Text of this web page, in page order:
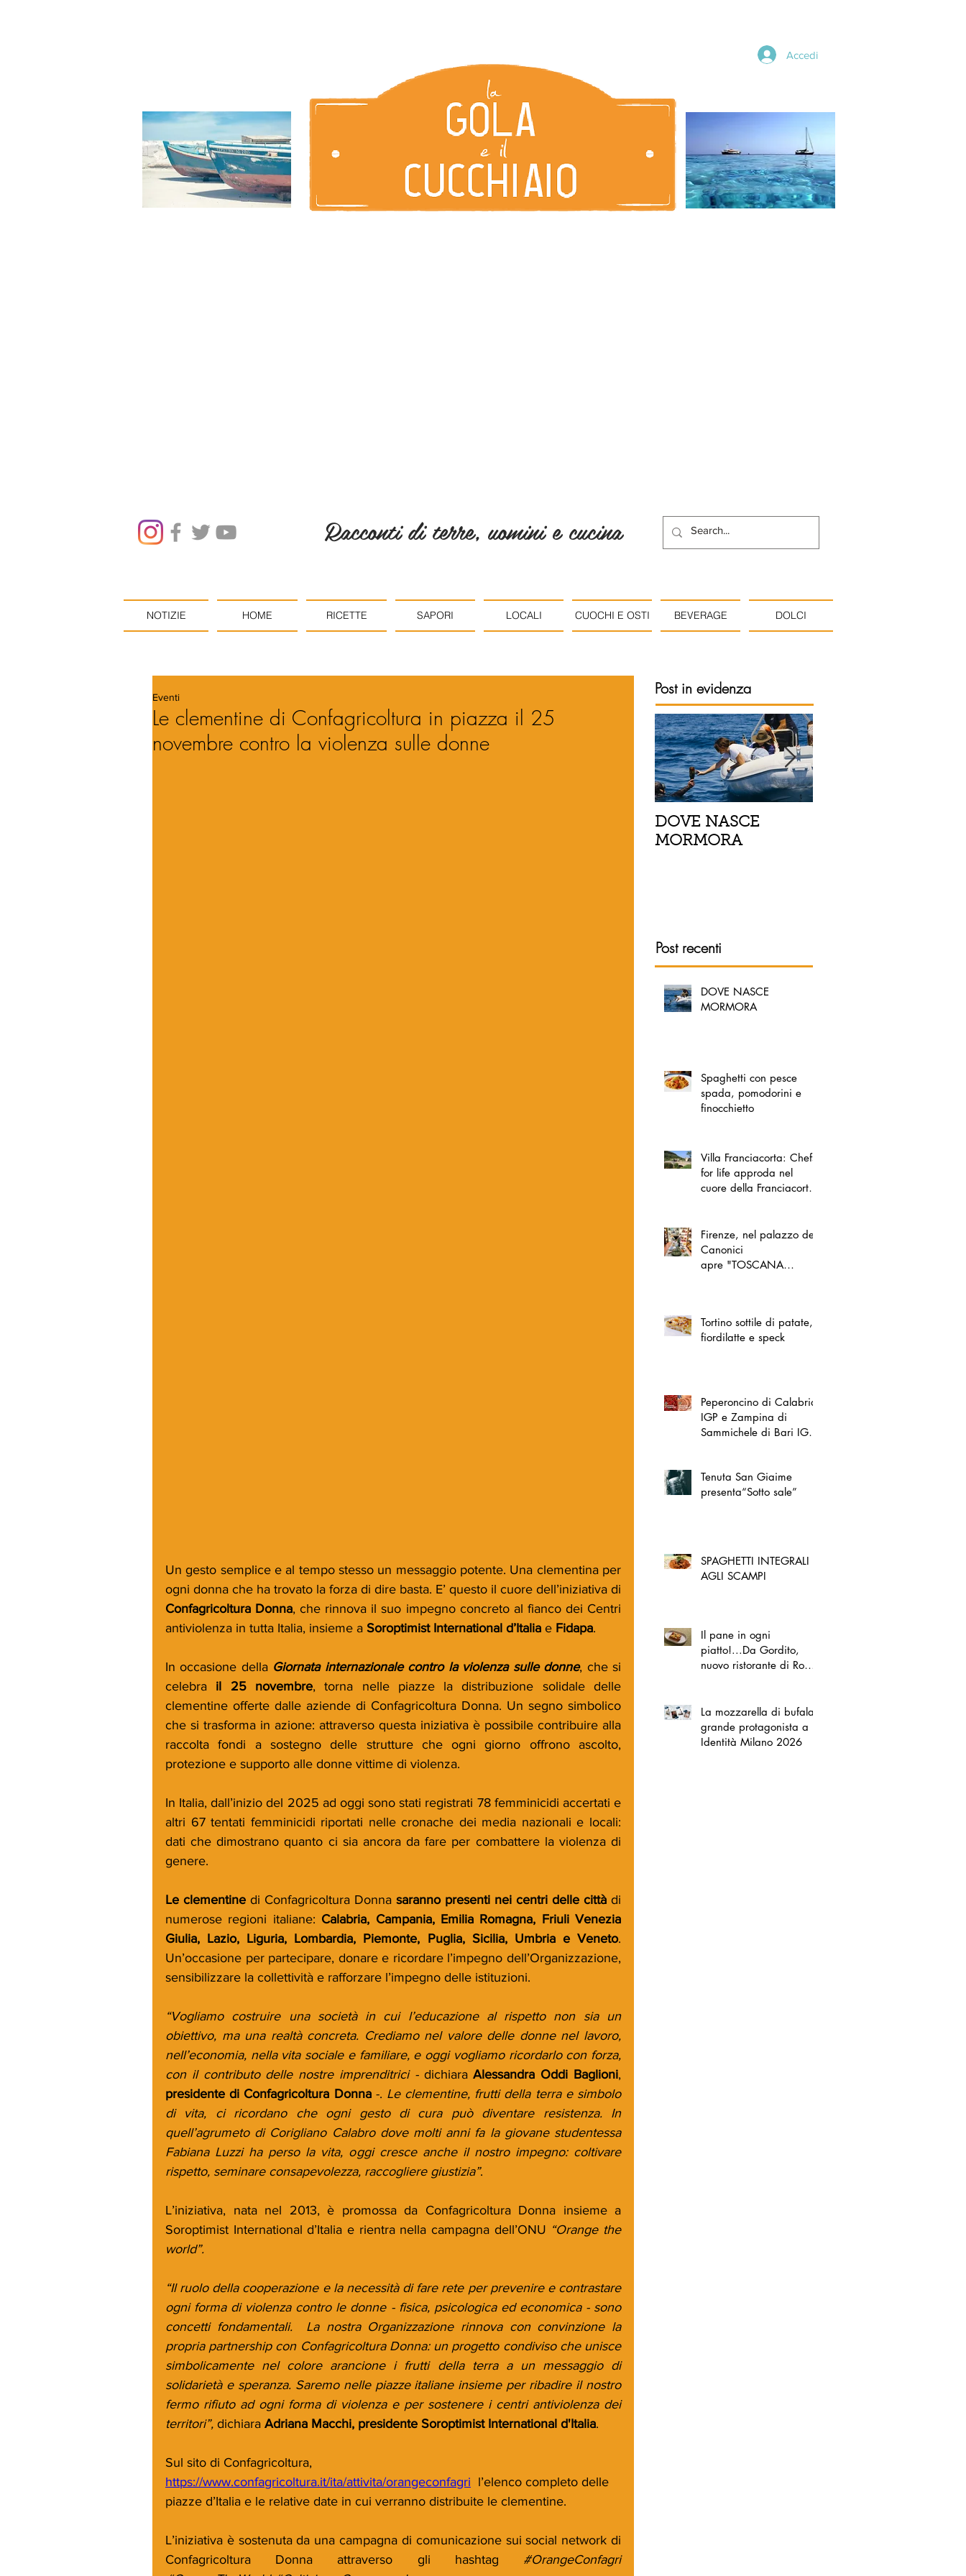
Accedi
Racconti di terre, uomini e cucina
NOTIZIE HOME RICETTE SAPORI LOCALI CUOCHI E OSTI BEVERAGE DOLCI
Le clementine di Confagricoltura in piazza il 25
novembre contro la violenza sulle donne
Eventi
Un gesto semplice e al tempo stesso un messaggio potente. Una clementina per
Confagricoltura Donna, che rinnova il suo impegno concreto al fianco dei Centri
antiviolenza in tutta Italia, insieme a Soroptimist International d’Italia e Fidapa.
In occasione della Giornata internazionale contro la violenza sulle donne, che si
celebra il 25 novembre, torna nelle piazze la distribuzione solidale delle
clementine offerte dalle aziende di Confagricoltura Donna. Un segno simbolico
che si trasforma in azione: attraverso questa iniziativa è possibile contribuire alla
raccolta fondi a sostegno delle strutture che ogni giorno offrono ascolto,
protezione e supporto alle donne vittime di violenza.
In Italia, dall’inizio del 2025 ad oggi sono stati registrati 78 femminicidi accertati e
altri 67 tentati femminicidi riportati nelle cronache dei media nazionali e locali:
dati che dimostrano quanto ci sia ancora da fare per combattere la violenza di
genere.
Le clementine di Confagricoltura Donna saranno presenti nei centri delle città di
numerose regioni italiane: Calabria, Campania, Emilia Romagna, Friuli Venezia
Giulia, Lazio, Liguria, Lombardia, Piemonte, Puglia, Sicilia, Umbria e Veneto.
Un’occasione per partecipare, donare e ricordare l’impegno dell’Organizzazione,
sensibilizzare la collettività e rafforzare l’impegno delle istituzioni.
“Vogliamo costruire una società in cui l’educazione al rispetto non sia un
obiettivo, ma una realtà concreta. Crediamo nel valore delle donne nel lavoro,
nell’economia, nella vita sociale e familiare, e oggi vogliamo ricordarlo con forza,
con il contributo delle nostre imprenditrici - dichiara Alessandra Oddi Baglioni,
presidente di Confagricoltura Donna -. Le clementine, frutti della terra e simbolo
di vita, ci ricordano che ogni gesto di cura può diventare resistenza. In
quell’agrumeto di Corigliano Calabro dove molti anni fa la giovane studentessa
Fabiana Luzzi ha perso la vita, oggi cresce anche il nostro impegno: coltivare
rispetto, seminare consapevolezza, raccogliere giustizia”.
L’iniziativa, nata nel 2013, è promossa da Confagricoltura Donna insieme a
Soroptimist International d’Italia e rientra nella campagna dell’ONU “Orange the
world”.
“Il ruolo della cooperazione e la necessità di fare rete per prevenire e contrastare
ogni forma di violenza contro le donne - fisica, psicologica ed economica - sono
concetti fondamentali.  La nostra Organizzazione rinnova con convinzione la
propria partnership con Confagricoltura Donna: un progetto condiviso che unisce
simbolicamente nel colore arancione i frutti della terra a un messaggio di
solidarietà e speranza. Saremo nelle piazze italiane insieme per ribadire il nostro
fermo rifiuto ad ogni forma di violenza e per sostenere i centri antiviolenza dei
territori”, dichiara Adriana Macchi, presidente Soroptimist International d'Italia.
Sul sito di Confagricoltura,
https://www.confagricoltura.it/ita/attivita/orangeconfagri l’elenco completo delle
piazze d’Italia e le relative date in cui verranno distribuite le clementine.
L’iniziativa è sostenuta da una campagna di comunicazione sui social network di
Confagricoltura Donna attraverso gli hashtag #OrangeConfagri
Post in evidenza
DOVE NASCE
MORMORA
Post recenti
DOVE NASCE
MORMORA
Spaghetti con pesce
spada, pomodorini e
finocchietto
Villa Franciacorta: Chefs
for life approda nel
cuore della Franciacorta,
Firenze, nel palazzo dei
Canonici
apre "TOSCANA
Tortino sottile di patate,
fiordilatte e speck
Peperoncino di Calabria
IGP e Zampina di
Sammichele di Bari IGP
Tenuta San Giaime
presenta“Sotto sale”
SPAGHETTI INTEGRALI
AGLI SCAMPI
Il pane in ogni
piatto!...Da Gordito,
nuovo ristorante di Roma
La mozzarella di bufala
grande protagonista a
Identità Milano 2026